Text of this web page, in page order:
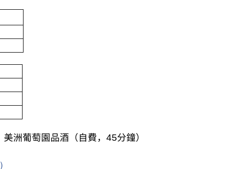
美洲葡萄園品酒（自費， 45分鐘）
）